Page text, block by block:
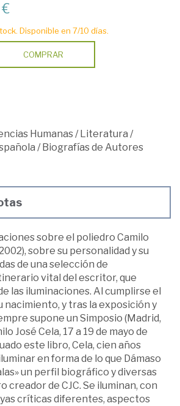
Disponible en 7/10 días.
COMPRAR
Humanas/ Literatura /
/ Biografías de Autores
sobre el poliedro Camilo
sobre su personalidad y su
de una selección de
vital del escritor, que
las iluminaciones. Al cumplirse el
nacimiento, y tras la exposición y
supone un Simposio (Madrid,
José Cela, 17 a 19 de mayo de
este libro, Cela, cien años
en forma de lo que Dámaso
un perfil biográfico y diversas
creador de CJC. Se iluminan, con
críticas diferentes, aspectos